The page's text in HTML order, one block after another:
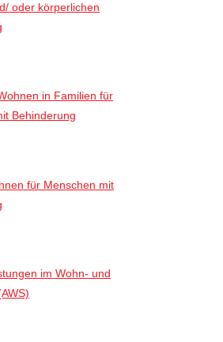
oder körperlichen
in Familien für
Behinderung
für Menschen mit
im Wohn- und